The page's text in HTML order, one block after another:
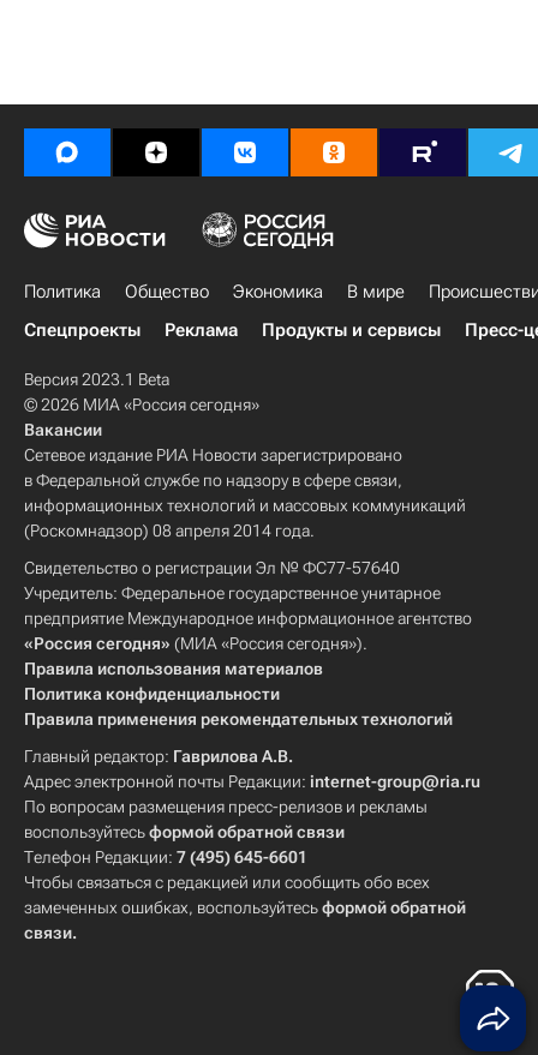
Политика Общество Экономика В мире
Спецпроекты
Реклама Продукты и сервисы Пресс-
Версия 2023.1 Beta
© 2026 МИА «Россия сегодня»
Вакансии
Сетевое издание РИА Новости зарегистрировано
в Федеральной службе по надзору в сфере связи,
информационных технологий и массовых коммуникаций
(Роскомнадзор) 08 апреля 2014 года.
Свидетельство о регистрации Эл № ФС77-57640
Учредитель: Федеральное государственное унитарное
предприятие Международное информационное агентство
«Россия сегодня» (МИА «Россия сегодня»).
Правила использования материалов
Политика конфиденциальности
Правила применения рекомендательных технологий
Главный редактор: Гаврилова А.В.
Адрес электронной почты Редакции: internet-group@ria.ru
По вопросам размещения пресс-релизов и рекламы
воспользуйтесьформой обратной связи
Телефон Редакции: 7 (495) 645-6601
Чтобы связаться с редакцией или сообщить обо всех
замеченных ошибках, воспользуйтесьформой обратной
связи.